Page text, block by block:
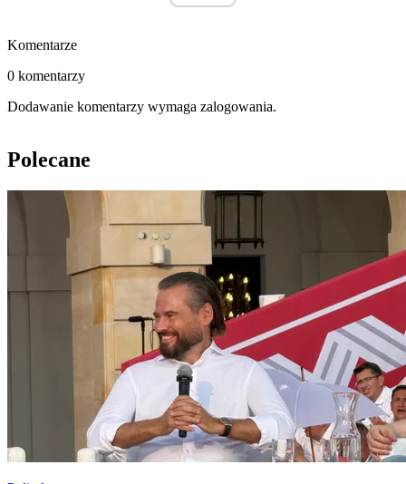
Komentarze
0 komentarzy
Dodawanie komentarzy wymaga zalogowania.
Polecane